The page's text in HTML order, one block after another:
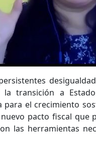
la transición a
para el crecimiento
pacto fiscal que
las herramientas